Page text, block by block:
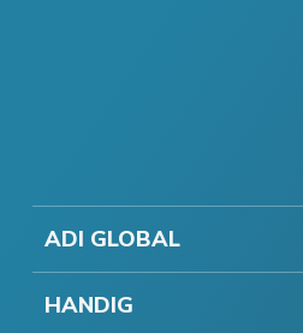
ADI GLOBAL
HANDIG